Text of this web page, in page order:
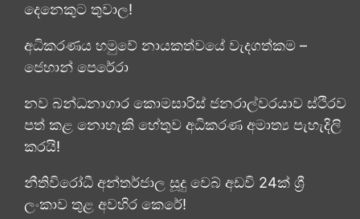
දෙනෙකුට තුවාල!
අධිකරණය හමුවේ නායකත්වයේ වැදගත්කම –
ජෙහාන් පෙරේරා
නව බන්ධනාගාර කොමසාරිස් ජනරාල්වරයාව ස්ථිරව
පත් කළ නොහැකි හේතුව අධිකරණ අමාත්‍ය පැහැදිලි
කරයි!
නීතිවිරෝධී අන්තර්ජාල සූදු වෙබ් අඩවි 24ක් ශ්‍රී
ලංකාව තුළ අවහිර කෙරේ!